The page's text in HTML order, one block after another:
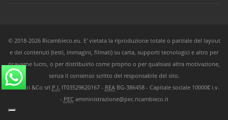
© 2018-2026 Ricambieco.eu. E' vietata la riproduzione totale o parziale del layout
e dei contenuti (testi, immagini, filmati) su carta, supporti tecnologici e altro per
ricavarne lucro, o per distribuirlo come proprio o per qualsiasi altra motivazione,
senza il consenso scritto del responsabile del sito.
Ricambi &Co srl P.I. IT03529620167 - REABG-386458 - Capitale sociale 10000€ i.v.
- PECamministrazione@pec.ricambieco.it